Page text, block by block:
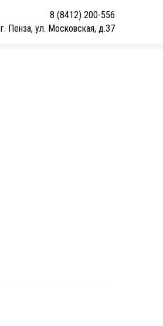
8 (8412) 200-556
г. Пенза, ул. Московская, д.37